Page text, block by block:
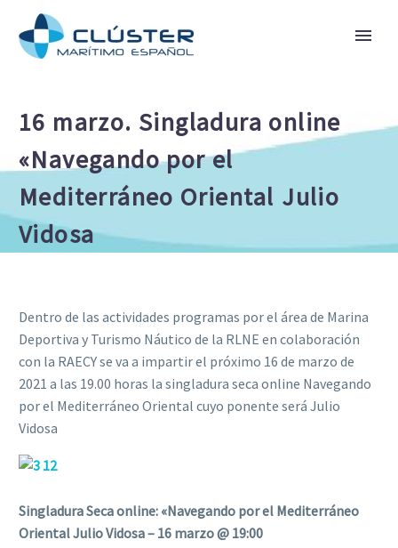
16 marzo. Singladura online
«Navegando por el
Mediterráneo Oriental Julio
Vidosa
Dentro de las actividades programas por el área de Marina
Deportiva y Turismo Náutico de la RLNE en colaboración
con la RAECY se va a impartir el próximo 16 de marzo de
2021 a las 19.00 horas la singladura seca online Navegando
por el Mediterráneo Oriental cuyo ponente será Julio
Vidosa
Singladura Seca online: «Navegando por el Mediterráneo
Oriental Julio Vidosa – 16 marzo @ 19:00